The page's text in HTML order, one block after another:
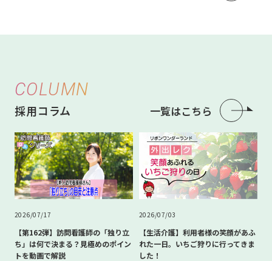
COLUMN
採用コラム 一覧はこちら
2026/07/17
【第162弾】訪問看護師の「独り立
ち」は何で決まる？見極めのポイン
トを動画で解説
2026/07/03
【生活介護】利用者様の笑顔があふ
れた一日。いちご狩りに行ってきま
した！